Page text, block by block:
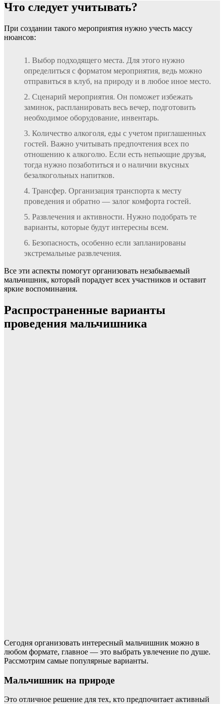
Что следует учитывать?
При создании такого мероприятия нужно учесть массу
нюансов:
Выбор подходящего места. Для этого нужно
определиться с форматом мероприятия, ведь можно
отправиться в клуб, на природу и в любое иное место.
Сценарий мероприятия. Он поможет избежать
заминок, распланировать весь вечер, подготовить
необходимое оборудование, инвентарь.
Количество алкоголя, еды с учетом приглашенных
гостей. Важно учитывать предпочтения всех по
отношению к алкоголю. Если есть непьющие друзья,
тогда нужно позаботиться и о наличии вкусных
безалкогольных напитков.
Трансфер. Организация транспорта к месту
проведения и обратно — залог комфорта гостей.
Развлечения и активности. Нужно подобрать те
варианты, которые будут интересны всем.
Безопасность, особенно если запланированы
экстремальные развлечения.
Все эти аспекты помогут организовать незабываемый
мальчишник, который порадует всех участников и оставит
яркие воспоминания.
Распространенные варианты
проведения мальчишника
Сегодня организовать интересный мальчишник можно в
любом формате, главное — это выбрать увлечение по душе.
Рассмотрим самые популярные варианты.
Мальчишник на природе
Это отличное решение для тех, кто предпочитает активный